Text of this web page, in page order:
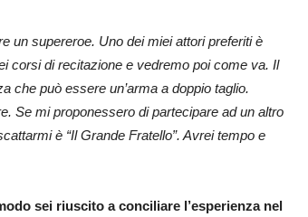
un supereroe. Uno dei miei attori preferiti è
corsi di recitazione e vedremo poi come va. Il
che può essere un’arma a doppio taglio.
Se mi proponessero di partecipare ad un altro
è “Il Grande Fratello”. Avrei tempo e
sei riuscito a conciliare l’esperienza nel